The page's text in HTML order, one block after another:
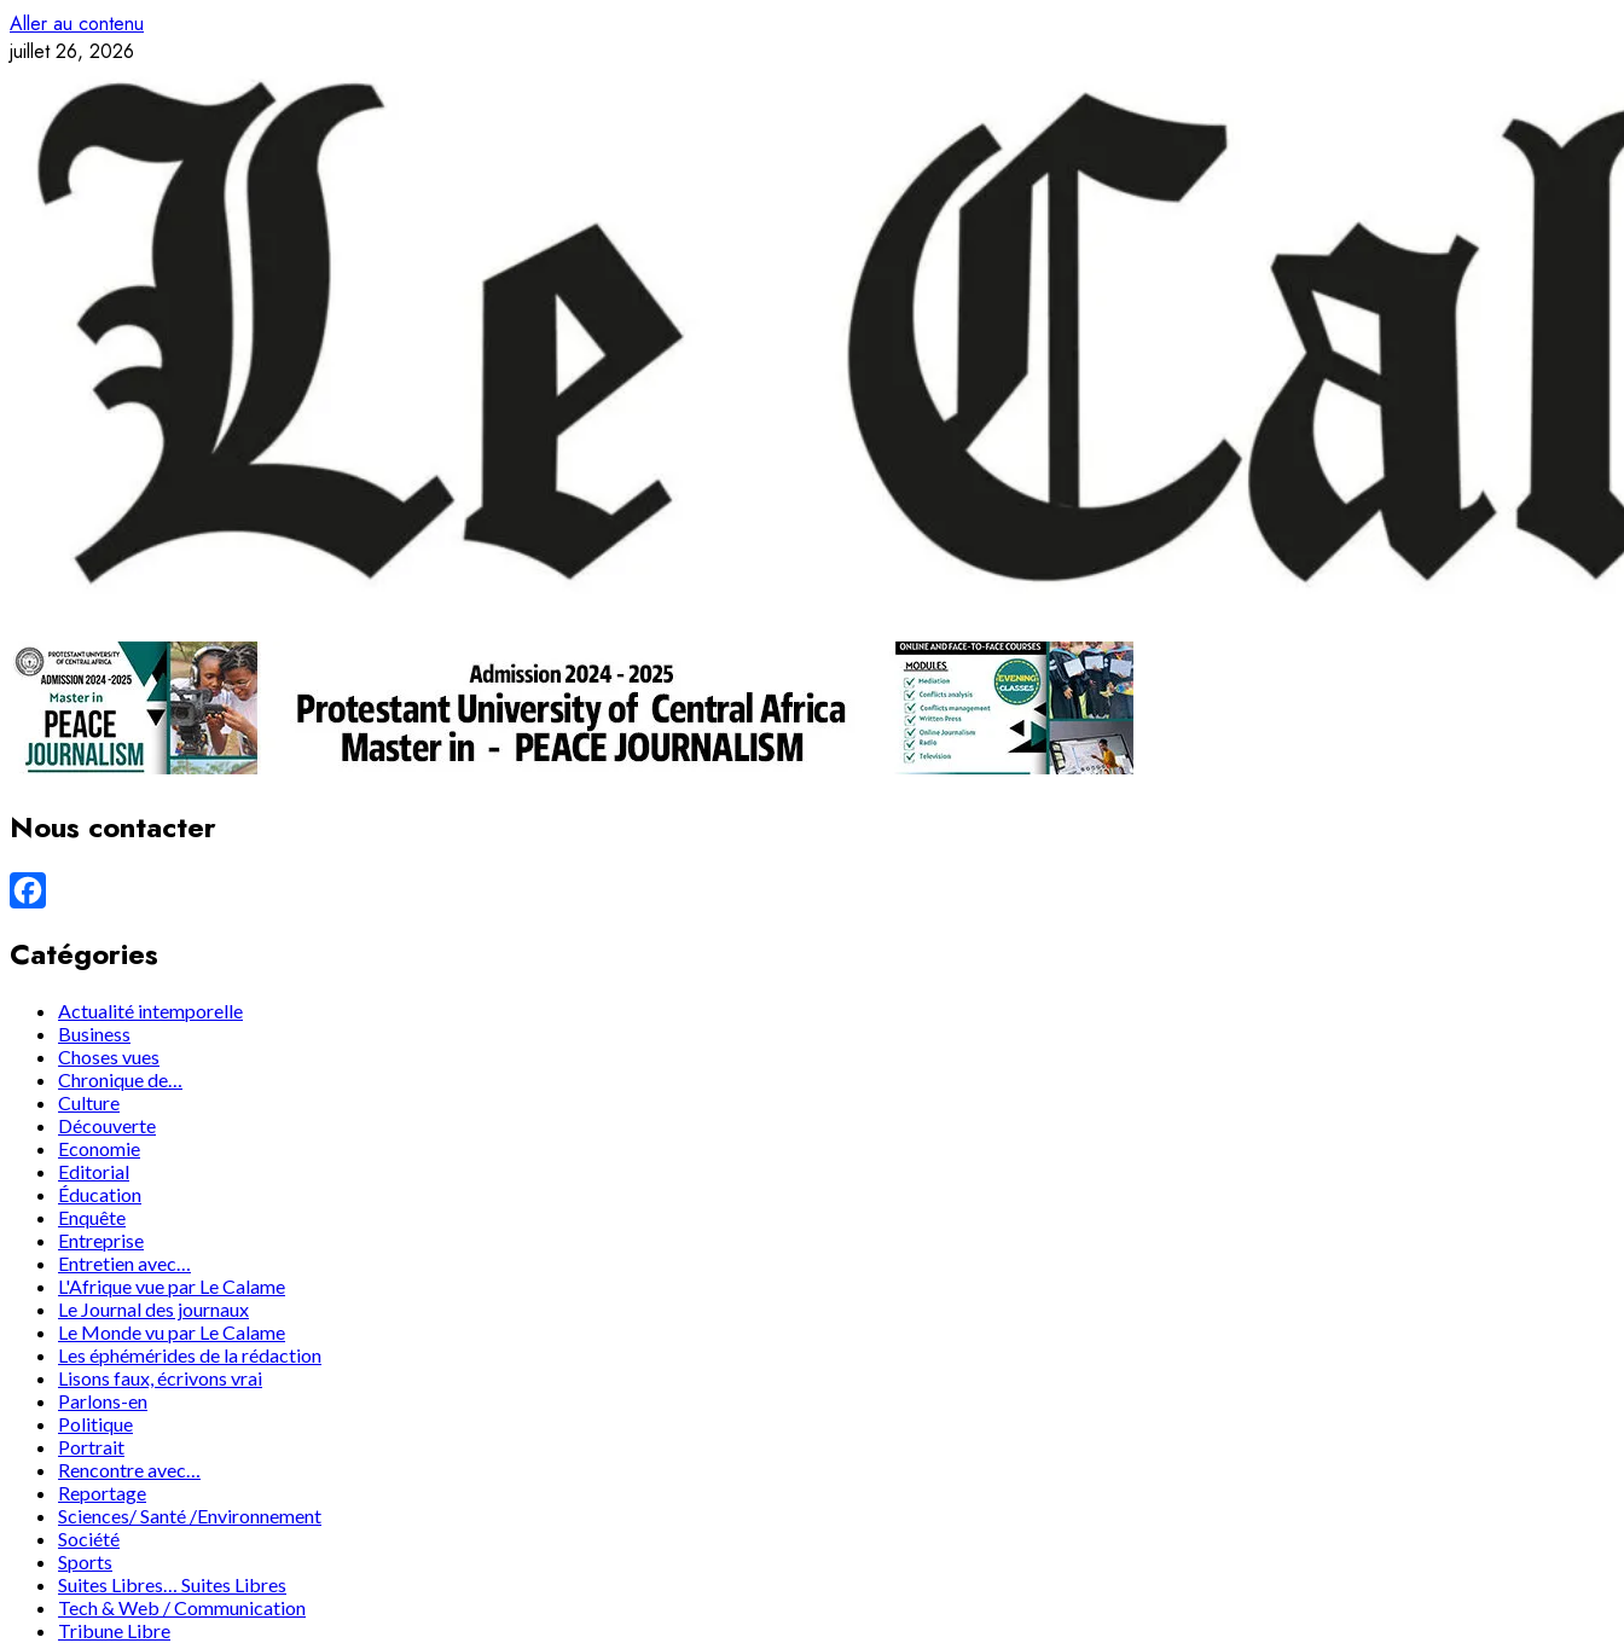
Aller au contenu
juillet 26, 2026
Nous contacter
Catégories
Actualité intemporelle
Business
Choses vues
Chronique de…
Culture
Découverte
Economie
Editorial
Éducation
Enquête
Entreprise
Entretien avec…
L'Afrique vue par Le Calame
Le Journal des journaux
Le Monde vu par Le Calame
Les éphémérides de la rédaction
Lisons faux, écrivons vrai
Parlons-en
Politique
Portrait
Rencontre avec…
Reportage
Sciences/ Santé /Environnement
Société
Sports
Suites Libres… Suites Libres
Tech & Web / Communication
Tribune Libre